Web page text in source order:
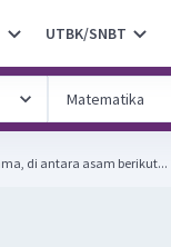
UTBK/SNBT
di antara asam berikut...